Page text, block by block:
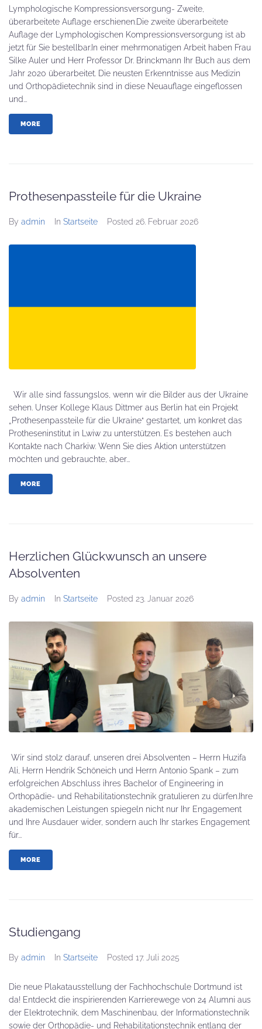
Lymphologische Kompressionsversorgung- Zweite,
überarbeitete Auflage erschienen.Die zweite überarbeitete
Auflage der Lymphologischen Kompressionsversorgung ist ab
jetzt für Sie bestellbar.In einer mehrmonatigen Arbeit haben Frau
Silke Auler und Herr Professor Dr. Brinckmann Ihr Buch aus dem
Jahr 2020 überarbeitet. Die neusten Erkenntnisse aus Medizin
und Orthopädietechnik sind in diese Neuauflage eingeflossen
und...
MORE
Prothesenpassteile für die Ukraine
By admin In Startseite Posted 26. Februar 2026
Wir alle sind fassungslos, wenn wir die Bilder aus der Ukraine
sehen. Unser Kollege Klaus Dittmer aus Berlin hat ein Projekt
„Prothesenpassteile für die Ukraine“ gestartet, um konkret das
Protheseninstitut in Lwiw zu unterstützen. Es bestehen auch
Kontakte nach Charkiw. Wenn Sie dies Aktion unterstützen
möchten und gebrauchte, aber...
MORE
Herzlichen Glückwunsch an unsere
Absolventen
By admin In Startseite Posted 23. Januar 2026
Wir sind stolz darauf, unseren drei Absolventen – Herrn Huzifa
Ali, Herrn Hendrik Schöneich und Herrn Antonio Spank – zum
erfolgreichen Abschluss ihres Bachelor of Engineering in
Orthopädie- und Rehabilitationstechnik gratulieren zu dürfen.Ihre
akademischen Leistungen spiegeln nicht nur Ihr Engagement
und Ihre Ausdauer wider, sondern auch Ihr starkes Engagement
für...
MORE
Studiengang
By admin In Startseite Posted 17. Juli 2025
Die neue Plakatausstellung der Fachhochschule Dortmund ist
da! Entdeckt die inspirierenden Karrierewege von 24 Alumni aus
der Elektrotechnik, dem Maschinenbau, der Informationstechnik
sowie der Orthopädie- und Rehabilitationstechnik entlang der